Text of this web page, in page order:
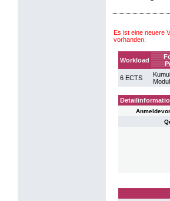
Es ist eine neuere
vorhanden.
Workload
6 ECTS